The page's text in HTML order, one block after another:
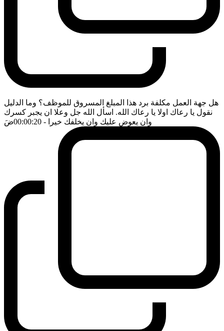
هل جهة العمل مكلفة برد هذا المبلغ المسروق للموظف؟ وما الدليل
نقول يا رعاك اولا يا رعاك الله. اسأل الله جل وعلا ان يجبر كسرك
وان يعوض عليك وان يخلفك خيرا - 00:00:20 ضَ